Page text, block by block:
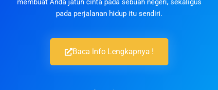
membuat Anda jatuh cinta pada sebuah negeri, sekaligus
pada perjalanan hidup itu sendiri.
Baca Info Lengkapnya !